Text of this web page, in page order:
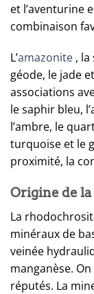
et l’aventurine
combinaison
L’amazonite , la
géode, le jade
associations
le saphir bleu,
l’ambre, le
turquoise et le
proximité, la
Origine de
La
minéraux de
veinée
manganèse.
réputés. La